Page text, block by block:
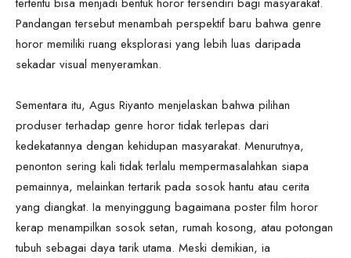
Pandangan tersebut menambah perspektif baru bahwa genre
horor memiliki ruang eksplorasi yang lebih luas daripada
sekadar visual menyeramkan.
Sementara itu, Agus Riyanto menjelaskan bahwa pilihan
produser terhadap genre horor tidak terlepas dari
kedekatannya dengan kehidupan masyarakat. Menurutnya,
penonton sering kali tidak terlalu mempermasalahkan siapa
pemainnya, melainkan tertarik pada sosok hantu atau cerita
yang diangkat. Ia menyinggung bagaimana poster film horor
kerap menampilkan sosok setan, rumah kosong, atau potongan
tubuh sebagai daya tarik utama. Meski demikian, ia